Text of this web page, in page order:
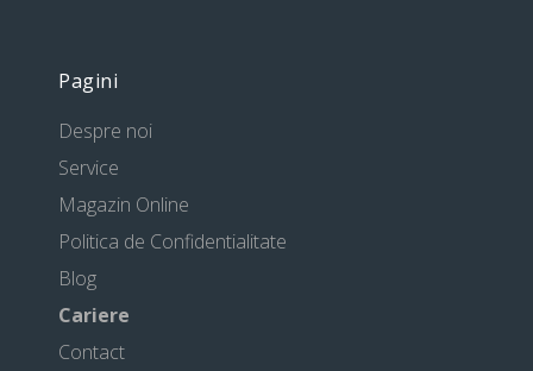
Pagini
Despre noi
Service
Magazin Online
Politica de Confidentialitate
Blog
Cariere
Contact